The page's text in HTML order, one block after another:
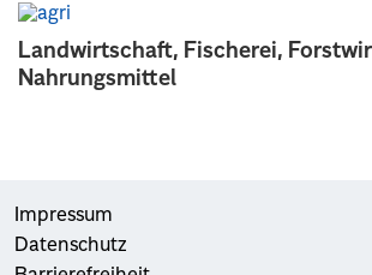
Landwirtschaft, Fischerei,
Nahrungsmittel
Impressum
Datenschutz